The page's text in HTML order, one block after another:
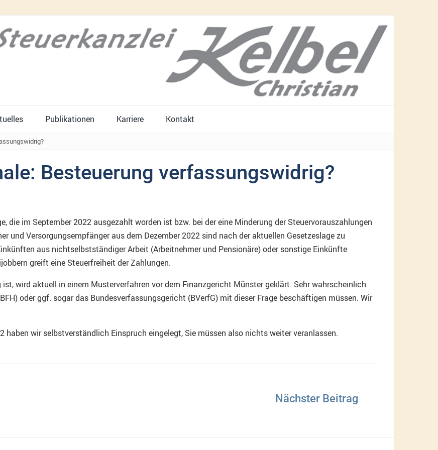
Publikationen Karriere Kontakt
Besteuerung verfassungswidrig?
die im September 2022 ausgezahlt worden ist bzw. bei der eine Minderung der Steuervorauszahlungen
und Versorgungsempfänger aus dem Dezember 2022 sind nach der aktuellen Gesetzeslage zu
aus nichtselbstständiger Arbeit (Arbeitnehmer und Pensionäre) oder sonstige Einkünfte
greift eine Steuerfreiheit der Zahlungen.
ist, wird aktuell in einem Musterverfahren vor dem Finanzgericht Münster geklärt. Sehr wahrscheinlich
oder ggf. sogar das Bundesverfassungsgericht (BVerfG) mit dieser Frage beschäftigen müssen. Wir
haben wir selbstverständlich Einspruch eingelegt, Sie müssen also nichts weiter veranlassen.